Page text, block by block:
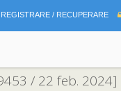
/ RECUPERARE
/ 22 feb. 2024]